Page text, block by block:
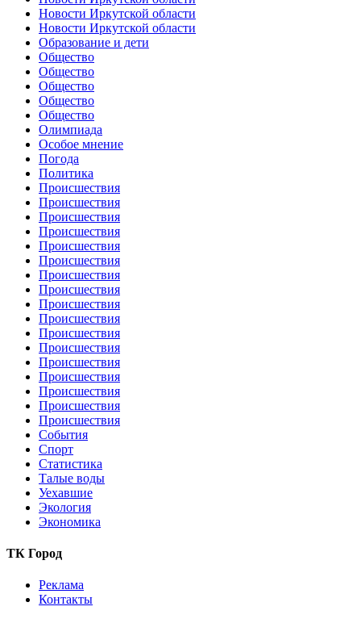
Новости Иркутской области
Новости Иркутской области
Образование и дети
Общество
Общество
Общество
Общество
Общество
Олимпиада
Особое мнение
Погода
Политика
Происшествия
Происшествия
Происшествия
Происшествия
Происшествия
Происшествия
Происшествия
Происшествия
Происшествия
Происшествия
Происшествия
Происшествия
Происшествия
Происшествия
Происшествия
Происшествия
Происшествия
События
Спорт
Статистика
Талые воды
Уехавшие
Экология
Экономика
ТК Город
Реклама
Контакты